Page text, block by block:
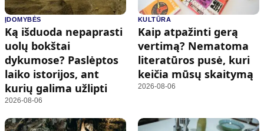
ĮDOMYBĖS
Ką išduoda nepaprasti
uolų bokštai
dykumose? Paslėptos
laiko istorijos, ant
kurių galima užlipti
2026-08-06
KULTŪRA
Kaip atpažinti gerą
vertimą? Nematoma
literatūros pusė, kuri
keičia mūsų skaitymą
2026-08-06